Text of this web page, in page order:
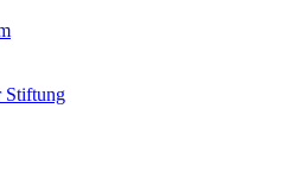
Stiftung